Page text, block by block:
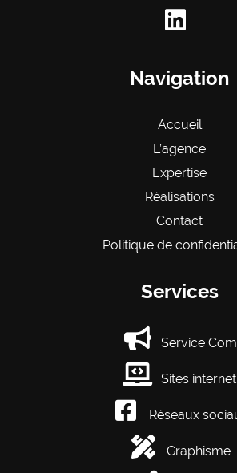
Navigation
Accueil
L’agence
Expertise
Réalisations
Contact
Politique de
Services
Service Com
Sites internet
Réseaux
Graphisme